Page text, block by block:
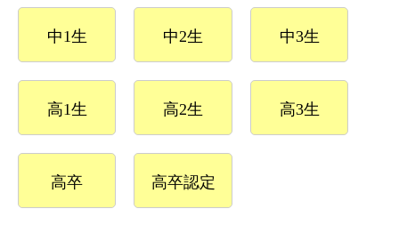
中1生 中2生 中3生
高1生 高2生 高3生
高卒 高卒認定